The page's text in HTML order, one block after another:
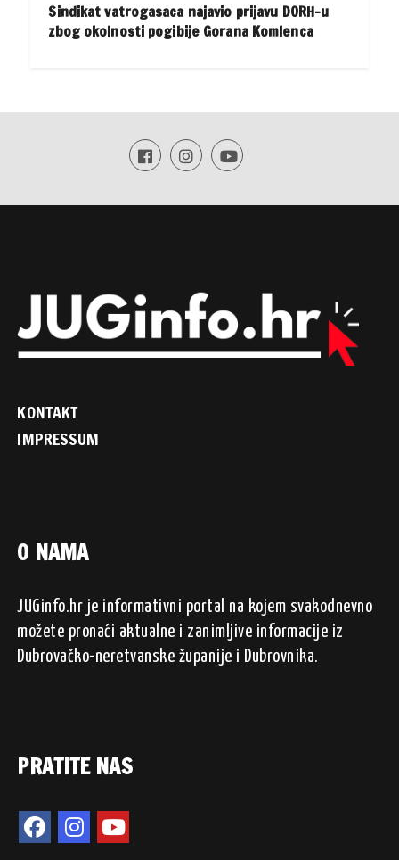
Sindikat vatrogasaca najavio prijavu DORH-u
zbog okolnosti pogibije Gorana Komlenca
KONTAKT
IMPRESSUM
O NAMA
JUGinfo.hr je informativni portal na kojem svakodnevno
možete pronaći aktualne i zanimljive informacije iz
Dubrovačko-neretvanske županije i Dubrovnika.
PRATITE NAS